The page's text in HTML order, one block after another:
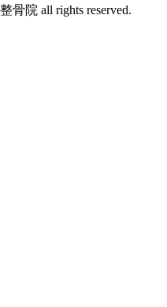
骨院 all rights reserved.